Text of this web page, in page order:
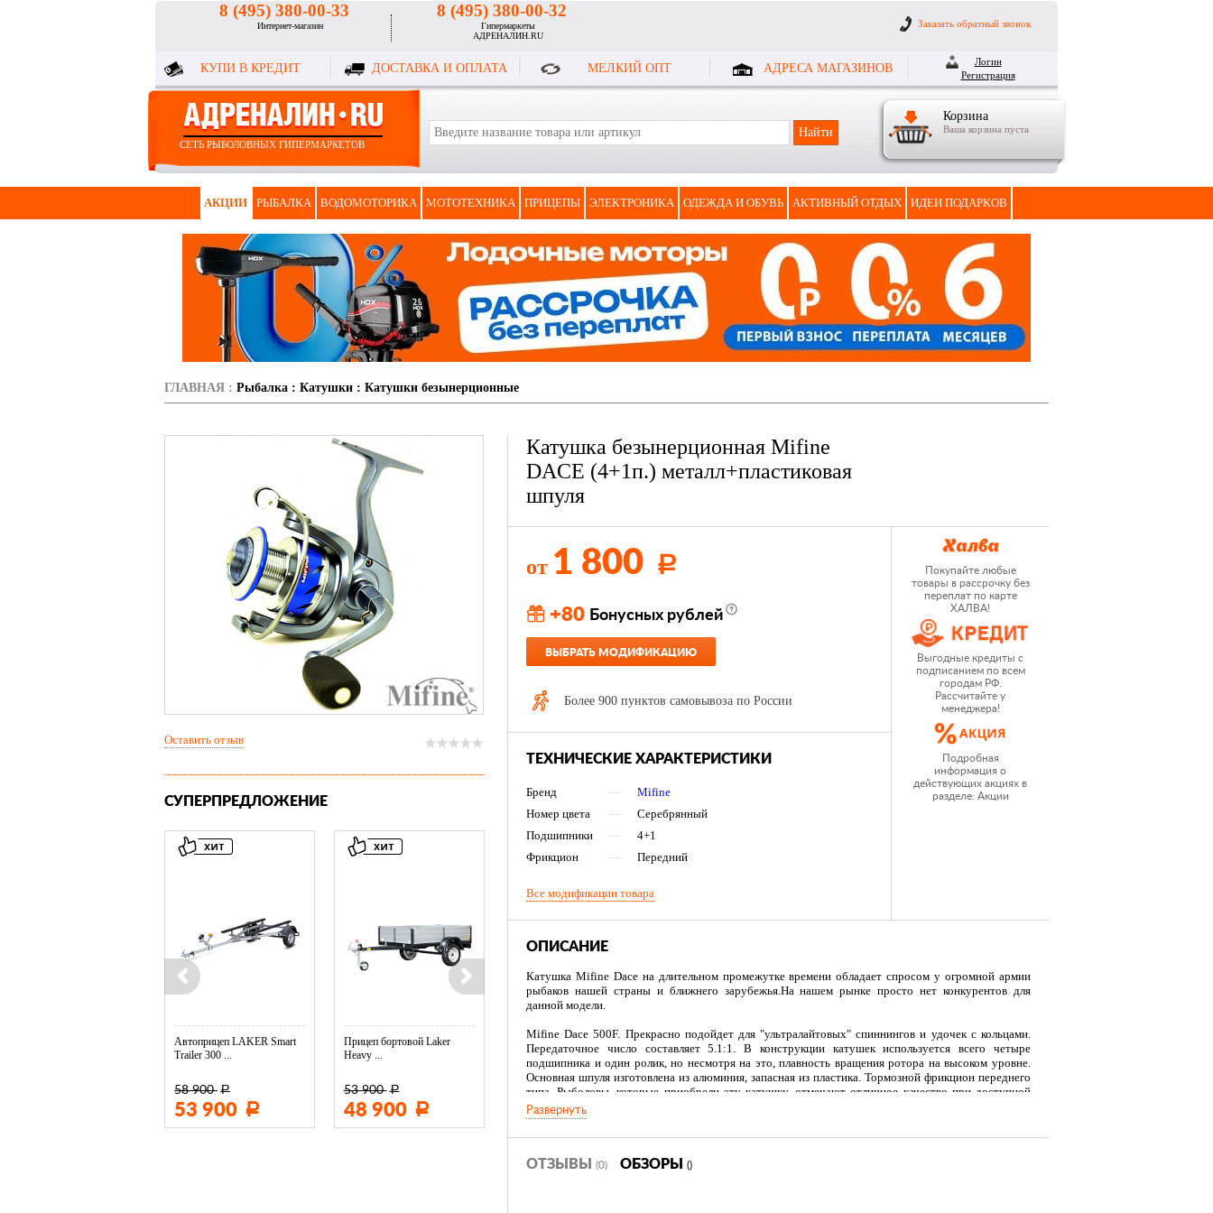
8 (495) 380-00-33
Интернет-магазин
8 (495) 380-00-32
Гипермаркеты
АДРЕНАЛИН.RU
Заказать обратный звонок
КУПИ В КРЕДИТ ДОСТАВКА И ОПЛАТА МЕЛКИЙ ОПТ АДРЕСА МАГАЗИНОВ
Логин
Регистрация
Корзина
Ваша корзина пуста
СЕТЬ РЫБОЛОВНЫХ ГИПЕРМАРКЕТОВ
АКЦИИ РЫБАЛКА ВОДОМОТОРИКА МОТОТЕХНИКА ПРИЦЕПЫ ЭЛЕКТРОНИКА ОДЕЖДА И ОБУВЬ АКТИВНЫЙ ОТДЫХ ИДЕИ ПОДАРКОВ
ГЛАВНАЯ : Рыбалка : Катушки : Катушки безынерционные
Катушка безынерционная Mifine
DACE (4+1п.) металл+пластиковая
шпуля
от 1 800 Р
+80 Бонусных рублей
ВЫБРАТЬ МОДИФИКАЦИЮ
Более 900 пунктов самовывоза по России
ТЕХНИЧЕСКИЕ ХАРАКТЕРИСТИКИ
Бренд —
Mifine
Номер цвета
—
Серебрянный
Подшипники
—
4+1
Фрикцион
— Передний
Все модификации товара
Покупайте любые
товары в рассрочку без
переплат по карте
ХАЛВА!
Выгодные кредиты с
подписанием по всем
городам РФ.
Рассчитайте у
менеджера!
Подробная
информация о
действующих акциях в
разделе: Акции
ОПИСАНИЕ
Катушка Mifine Dace на длительном промежутке времени обладает спросом у огромной армии
рыбаков нашей страны и ближнего зарубежья.На нашем рынке просто нет конкурентов для
данной модели.
Mifine Dace 500F. Прекрасно подойдет для "ультралайтовых" спиннингов и удочек с кольцами.
Передаточное число составляет 5.1:1. В конструкции катушек используется всего четыре
подшипника и один ролик, но несмотря на это, плавность вращения ротора на высоком уровне.
Основная шпуля изготовлена из алюминия, запасная из пластика. Тормозной фрикцион переднего
типа. Рыболовы, которые приобрели эту катушку, отмечают отличное качество при доступной
стоимости. К тому же, по мнению владельцев, катушка Mifine DACE 500F имеет высокую
надежность, и очень легка в управлении.
и прекрасно подойдет для ультралайтовых спиннингов, пикеров и легких удочек с кольцами.
Развернуть
ОТЗЫВЫ (0) ОБЗОРЫ ()
Оставить отзыв
СУПЕРПРЕДЛОЖЕНИЕ
Автоприцеп LAKER Smart
Trailer 300 ...
58 900 Р
53 900 Р
Прицеп бортовой Laker
Heavy ...
53 900 Р
48 900 Р
Тент LAKER с каркасом для
11 600 Р
Тент LAKER с каркасом для
...
Тент LAKER с каркасом для
...
Тент LAKER с каркасом для
...